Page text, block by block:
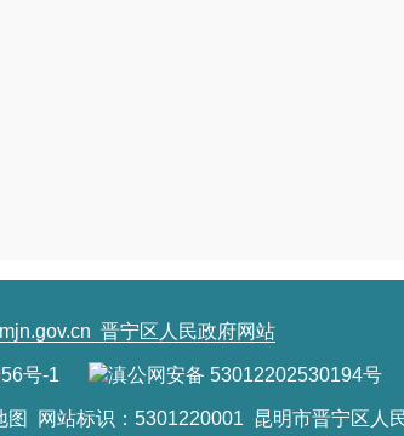
晋宁区人民政府网站
号-1 滇公网安备 53012202530194号
图 网站标识：5301220001 昆明市晋宁区人